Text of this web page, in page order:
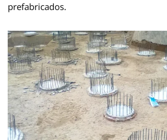
prefabricados.